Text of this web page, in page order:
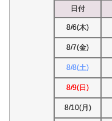
日付
8/6(木)
8/7(金)
8/8(土)
8/9(日)
8/10(月)